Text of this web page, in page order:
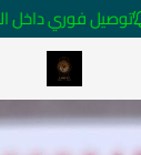
توصيل فوري داخل
متجر